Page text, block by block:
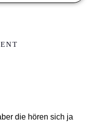
die hören sich ja